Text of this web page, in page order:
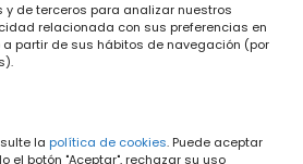
y de terceros para analizar nuestros
relacionada con sus preferencias en
partir de sus hábitos de navegación (por
la política de cookies. Puede aceptar
el botón "Aceptar", rechazar su uso